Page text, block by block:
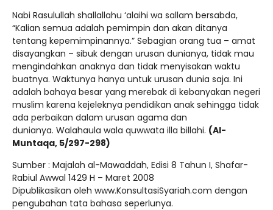
Nabi Rasulullah shallallahu ‘alaihi wa sallam bersabda,
“Kalian semua adalah pemimpin dan akan ditanya
tentang kepemimpinannya.” Sebagian orang tua – amat
disayangkan – sibuk dengan urusan dunianya, tidak mau
mengindahkan anaknya dan tidak menyisakan waktu
buatnya. Waktunya hanya untuk urusan dunia saja. Ini
adalah bahaya besar yang merebak di kebanyakan negeri
muslim karena kejeleknya pendidikan anak sehingga tidak
ada perbaikan dalam urusan agama dan
dunianya. Walahaula wala quwwata illa billahi. (Al-
Muntaqa, 5/297-298)
Sumber : Majalah al-Mawaddah, Edisi 8 Tahun I, Shafar-
Rabiul Awwal 1429 H – Maret 2008
Dipublikasikan oleh www.KonsultasiSyariah.com dengan
pengubahan tata bahasa seperlunya.